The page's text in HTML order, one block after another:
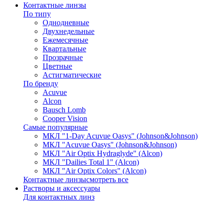
Контактные линзы
По типу
Однодневные
Двухнедельные
Ежемесячные
Квартальные
Прозрачные
Цветные
Астигматические
По бренду
Acuvue
Alcon
Bausch Lomb
Cooper Vision
Самые популярные
МКЛ "1-Day Acuvue Oasys" (Johnson&Johnson)
МКЛ "Acuvue Oasys" (Johnson&Johnson)
МКЛ "Air Optix Hydraglyde" (Alcon)
МКЛ "Dailies Total 1" (Alcon)
МКЛ "Air Optix Colors" (Alcon)
Контактные линзысмотреть все
Растворы и аксессуары
Для контактных линз